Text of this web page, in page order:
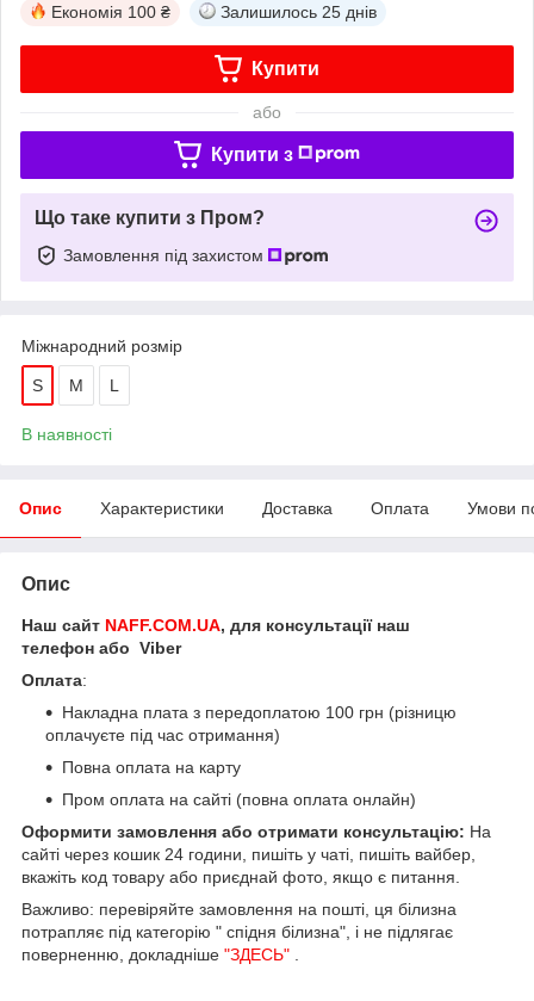
Економія 100 ₴ Залишилось 25 днів
Купити
або
Купити з
Що таке купити з Пром?
Замовлення під захистом
Міжнародний розмір
S M L
В наявності
Опис Характеристики Доставка Оплата Умови
Опис
Наш сайт NAFF.COM.UA, для консультації наш
телефон або Viber
Оплата:
Накладна плата з передоплатою 100 грн (різницю
оплачуєте під час отримання)
Повна оплата на карту
Пром оплата на сайті (повна оплата онлайн)
Оформити замовлення або отримати консультацію: На
сайті через кошик 24 години, пишіть у чаті, пишіть вайбер,
вкажіть код товару або приєднай фото, якщо є питання.
Важливо: перевіряйте замовлення на пошті, ця білизна
потрапляє під категорію " спідня білизна", і не підлягає
поверненню, докладніше "ЗДЕСЬ"